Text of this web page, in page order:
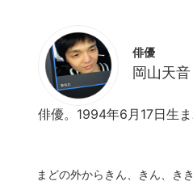
俳優
岡山天音
俳優。1994年6月17日生ま
まどの外からきん、きん、き